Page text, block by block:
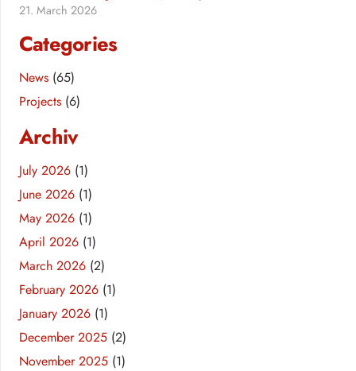
21. March 2026
Categories
News (65)
Projects (6)
Archiv
July 2026 (1)
June 2026 (1)
May 2026 (1)
April 2026 (1)
March 2026 (2)
February 2026 (1)
January 2026 (1)
December 2025 (2)
November 2025 (1)